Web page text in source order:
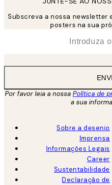
Subscreva a nossa newsletter
posters na sua
Por favor leia a nossa Política de
a sua
Sobre a desenio
Imprensa
Informações Legais
Career
Sustentabilidade
Declaração de